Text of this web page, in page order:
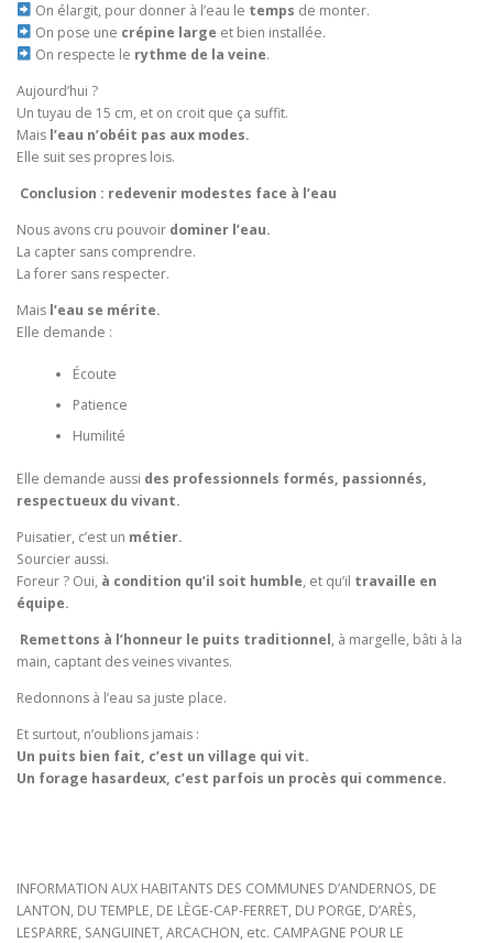
On élargit, pour donner à l’eau le temps de monter.
On pose une crépine large et bien installée.
On respecte le rythme de la veine.
Aujourd’hui ?
Un tuyau de 15 cm, et on croit que ça suffit.
Mais l’eau n’obéit pas aux modes.
Elle suit ses propres lois.
Conclusion : redevenir modestes face à l’eau
Nous avons cru pouvoir dominer l’eau.
La capter sans comprendre.
La forer sans respecter.
Mais l’eau se mérite.
Elle demande :
Écoute
Patience
Humilité
Elle demande aussi des professionnels formés, passionnés,
respectueux du vivant.
Puisatier, c’est un métier.
Sourcier aussi.
Foreur ? Oui, à condition qu’il soit humble, et qu’il travaille en
équipe.
Remettons à l’honneur le puits traditionnel, à margelle, bâti à la
main, captant des veines vivantes.
Redonnons à l’eau sa juste place.
Et surtout, n’oublions jamais :
Un puits bien fait, c’est un village qui vit.
Un forage hasardeux, c’est parfois un procès qui commence.
INFORMATION AUX HABITANTS DES COMMUNES D’ANDERNOS, DE
LANTON, DU TEMPLE, DE LÈGE-CAP-FERRET, DU PORGE, D’ARÈS,
LESPARRE, SANGUINET, ARCACHON, etc. CAMPAGNE POUR LE